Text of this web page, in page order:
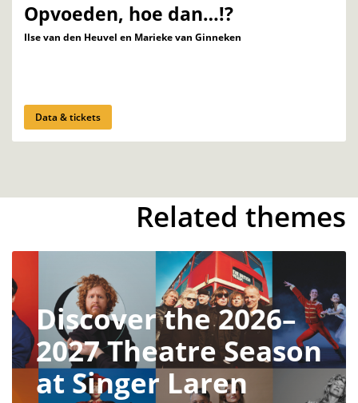
Opvoeden, hoe dan…!?
Ilse van den Heuvel en Marieke van Ginneken
Data & tickets
Related themes
Discover the 2026–
2027 Theatre Season
at Singer Laren